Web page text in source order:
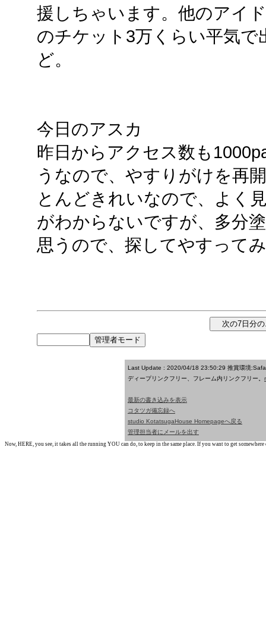
援しちゃいます。他のアイ
のチケット3万くらい平気
ど。
今日のアスカ
昨日からアクセス数も
うなので、やすりがけを再
とんどきれいなので、よく
がわからないですが、多分
思うので、探してやすって
Last Update : 2020/04/18 23:50:29 推賞環境
ディープリンクフリー、フレーム内リンクフリー。
最新の書き込みを表示
コタツガ備忘録へ
studio KotatsugaHouse Homepageへ戻る
管理担当者にメールを出す
Now, HERE, you see, it takes all the running YOU can do, to keep in the same place. If you want to get